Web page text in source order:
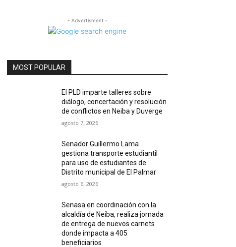
- Advertisment -
MOST POPULAR
El PLD imparte talleres sobre
diálogo, concertación y resolución
de conflictos en Neiba y Duverge
agosto 7, 2026
Senador Guillermo Lama
gestiona transporte estudiantil
para uso de estudiantes de
Distrito municipal de El Palmar
agosto 6, 2026
Senasa en coordinación con la
alcaldía de Neiba, realiza jornada
de entrega de nuevos carnets
donde impacta a 405
beneficiarios